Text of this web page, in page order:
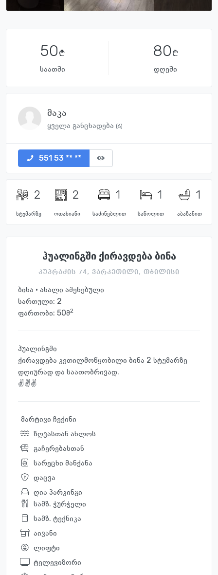
50
საათში
80
დღეში
მაკა
ყველა განცხადება (6)
551 53 ** **
2
სტუმარზე
2
ოთახიანი
1
საძინებლით
1
საწოლით
1
აბაზანით
ჰუალინგში ქირავდება ბინა
კუპრაძის 74, ვარკეთილი, თბილისი
ბინა · ახალი აშენებული
სართული: 2
ფართობი: 50მ2
ჰუალინგში
ქირავდება კეთილმოწყობილი ბინა 2 სტუმარზე
დღიურად და საათობრივად.
✌️✌️✌️
მარტივი ჩექინი
ზღვასთან ახლოს
გაჩერებასთან
სარეცხი მანქანა
დაცვა
ღია პარკინგი
სამზ. ჭურჭელი
სამზ. ტექნიკა
აივანი
ლიფტი
ტელევიზორი